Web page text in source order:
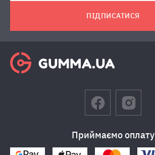
ПІДПИСАТИСЯ
Приймаємо оплату